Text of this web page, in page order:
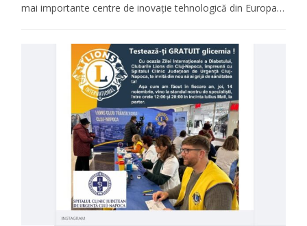
mai importante centre de inovație tehnologică din Europa…